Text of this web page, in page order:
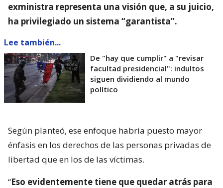
exministra representa una visión que, a su juicio,
ha privilegiado un sistema “garantista”.
Lee también...
De "hay que cumplir" a "revisar
facultad presidencial": indultos
siguen dividiendo al mundo
político
Según planteó, ese enfoque habría puesto mayor
énfasis en los derechos de las personas privadas de
libertad que en los de las víctimas.
“Eso evidentemente tiene que quedar atrás para